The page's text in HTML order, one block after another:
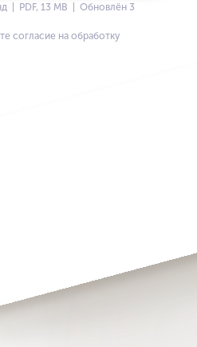
| PDF, 13 MB | Обновлён 3
согласие на обработку